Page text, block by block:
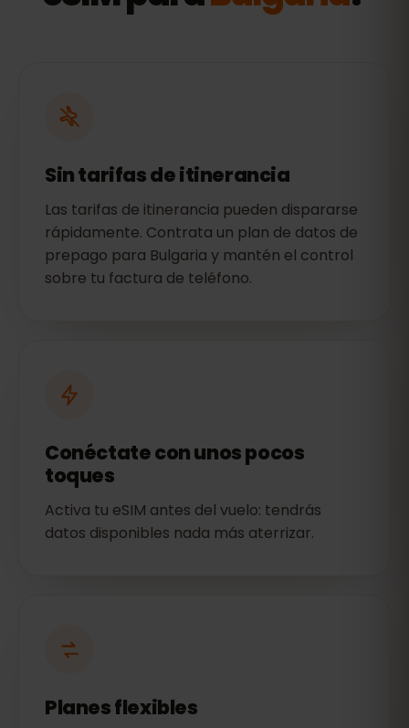
Sin tarifas de itinerancia
Las tarifas de itinerancia pueden dispararse
rápidamente. Contrata un plan de datos de
prepago para Bulgaria y mantén el control
sobre tu factura de teléfono.
Conéctate con unos pocos
toques
Activa tu eSIM antes del vuelo: tendrás
datos disponibles nada más aterrizar.
Planes flexibles